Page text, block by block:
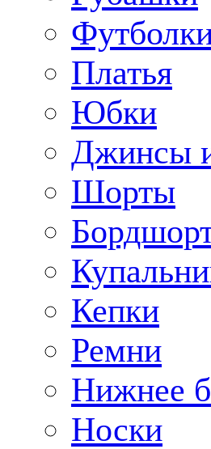
Платья
Юбки
Джинсы
Шорты
Кепки
Ремни
Нижнее
Носки